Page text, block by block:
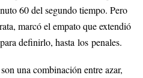
60 del segundo tiempo. Pero
marcó el empato que extendió
definirlo, hasta los penales.
una combinación entre azar,